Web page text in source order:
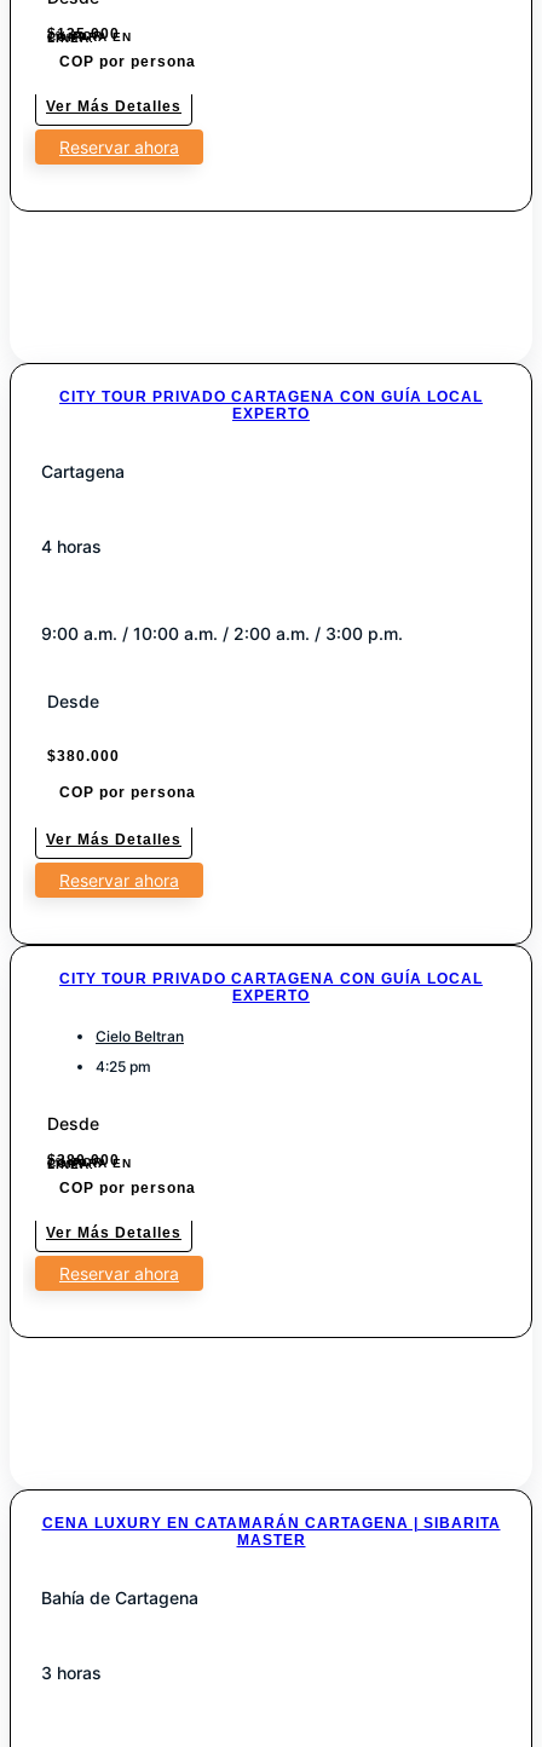
$135.000
7% POR COMPRA EN LINEA.
COP por persona
Ver Más Detalles
Reservar ahora
CITY TOUR PRIVADO CARTAGENA CON GUÍA LOCAL
EXPERTO
Cartagena
4 horas
9:00 a.m. / 10:00 a.m. / 2:00 a.m. / 3:00 p.m.
Desde
$380.000
COP por persona
Ver Más Detalles
Reservar ahora
CITY TOUR PRIVADO CARTAGENA CON GUÍA LOCAL
EXPERTO
Cielo Beltran
4:25 pm
Desde
$380.000
7% POR COMPRA EN LINEA.
COP por persona
Ver Más Detalles
Reservar ahora
CENA LUXURY EN CATAMARÁN CARTAGENA | SIBARITA
MASTER
Bahía de Cartagena
3 horas